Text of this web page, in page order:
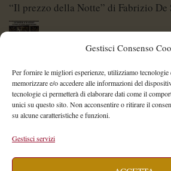
Gestisci Consenso
Per fornire le migliori esperienze, utilizziamo tecnologie
memorizzare e/o accedere alle informazioni del
tecnologie ci permetterà di elaborare dati come il
unici su questo sito. Non acconsentire o ritirare il
su alcune caratteristiche e funzioni.
Gestisci servizi
“Il prezzo della Notte” di Fabrizio
Di Spade e di Eroi – Storie di Lame